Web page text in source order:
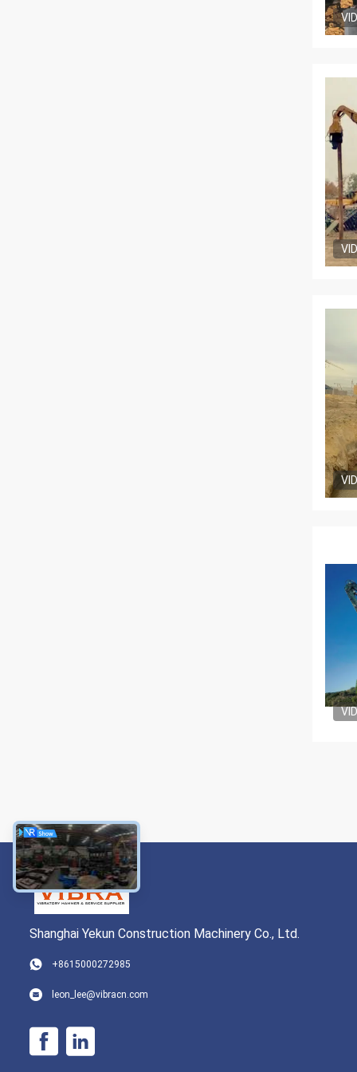
Shanghai Yekun Construction Machinery Co., Ltd.
+8615000272985
leon_lee@vibracn.com